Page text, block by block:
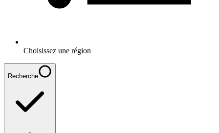
Choisissez une région
Recherche